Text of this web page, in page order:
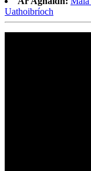
Uathoibríoch